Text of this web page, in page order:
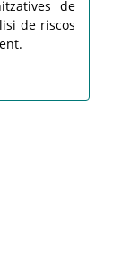
de
de riscos